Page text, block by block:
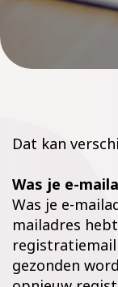
Dat kan
Was je e-
Was je e-
mailadres
gezonden